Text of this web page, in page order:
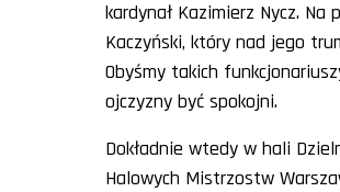
kardynał Kazimierz Nycz.
Kaczyński, który nad jego
Obyśmy takich
ojczyzny być spokojni.
Dokładnie wtedy w hali
Halowych Mistrzostw